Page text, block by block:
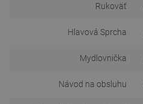
Rukoväť
Hlavová Sprcha
Mydlovnička
Návod na obsluhu